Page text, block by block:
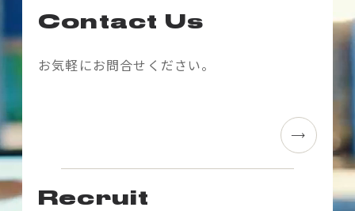
Contact Us
お気軽にお問合せください。
Recruit